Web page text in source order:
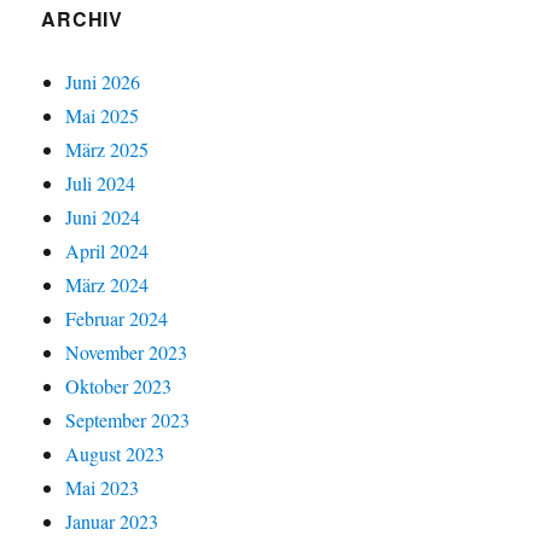
ARCHIV
Juni 2026
Mai 2025
März 2025
Juli 2024
Juni 2024
April 2024
März 2024
Februar 2024
November 2023
Oktober 2023
September 2023
August 2023
Mai 2023
Januar 2023